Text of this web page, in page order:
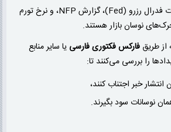
رویدادهایی مانند تصمیمات فدرال رزرو (Fed)، گزارش NFP، و نرخ تورم
نوسان بازار هستند.
از طریقفارکس فکتوری فارسی یا سایر منابع
را بررسی می‌کنند تا:
انتشار خبر اجتناب کنند،
نوسانات سود بگیرند.